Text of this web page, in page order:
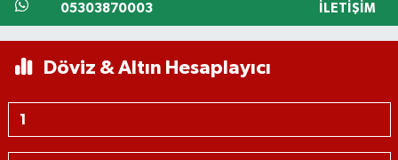
05303870003 İLETIŞIM
Döviz & Altın Hesaplayıcı